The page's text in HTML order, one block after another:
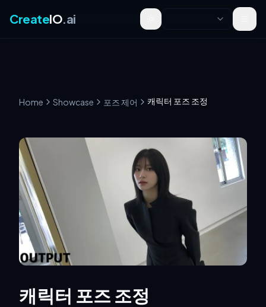
CreateIO.ai Toggle theme
Home Showcase 포즈 제어 캐릭터 포즈 조정
캐릭터 포즈 조정